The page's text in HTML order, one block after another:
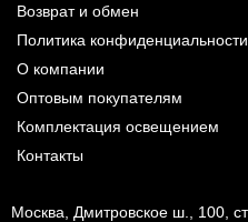
Возврат и обмен
Политика конфиденциальности
О компании
Оптовым покупателям
Комплектация освещением
Контакты
Москва, Дмитровское ш., 100,